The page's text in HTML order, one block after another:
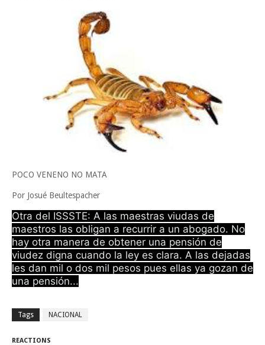
La ONU publica Segundo Informe Subnacional de Tamaulipas
Disney reconoce a nivel mundial talento de estudiante de la UAT
POCO VENENO NO MATA
Por Josué Beultespacher
Otra del ISSSTE: A las maestras viudas de
maestros las obligan a recurrir a un abogado. No
hay otra manera de obtener una pensión de
viudez digna cuando la ley es clara. A las dejadas
les dan mil o dos mil pesos pues ellas ya gozan de
una pensión...
Tags NACIONAL
REACTIONS